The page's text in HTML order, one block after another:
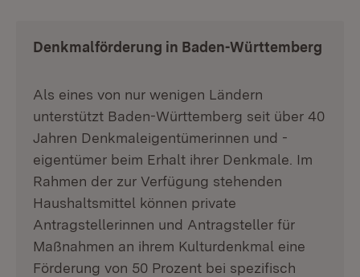
Denkmalförderung in Baden-Württemberg
Als eines von nur wenigen Ländern
unterstützt Baden-Württemberg seit über 40
Jahren Denkmaleigentümerinnen und -
eigentümer beim Erhalt ihrer Denkmale. Im
Rahmen der zur Verfügung stehenden
Haushaltsmittel können private
Antragstellerinnen und Antragsteller für
Maßnahmen an ihrem Kulturdenkmal eine
Förderung von 50 Prozent bei spezifisch